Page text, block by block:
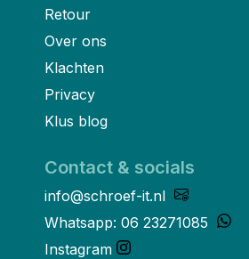
Retour
Over ons
Klachten
Privacy
Klus blog
Contact & socials
info@schroef-it.nl
Whatsapp: 06 23271085
Instagram